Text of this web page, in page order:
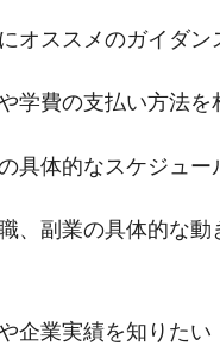
オススメのガイダ
学費の支払い方法を
具体的なスケジュー
、副業の具体的な
企業実績を知りたい